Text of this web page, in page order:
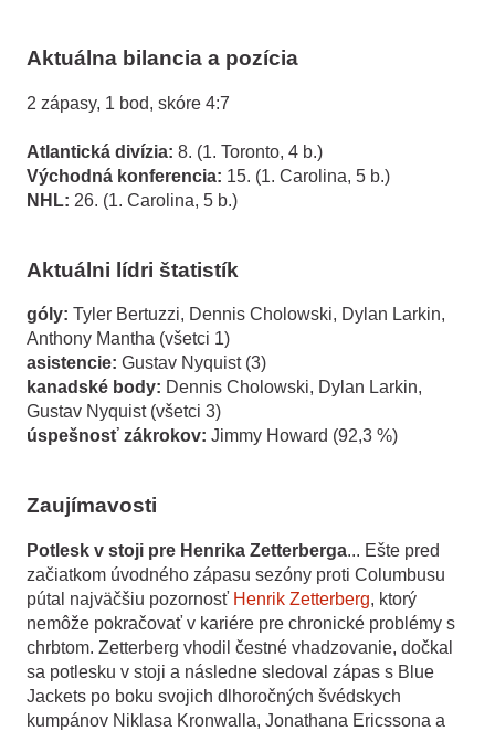
Aktuálna bilancia a pozícia
2 zápasy, 1 bod, skóre 4:7
Atlantická divízia: 8. (1. Toronto, 4 b.)
Východná konferencia: 15. (1. Carolina, 5 b.)
NHL: 26. (1. Carolina, 5 b.)
Aktuálni lídri štatistík
góly: Tyler Bertuzzi, Dennis Cholowski, Dylan Larkin,
Anthony Mantha (všetci 1)
asistencie: Gustav Nyquist (3)
kanadské body: Dennis Cholowski, Dylan Larkin,
Gustav Nyquist (všetci 3)
úspešnosť zákrokov: Jimmy Howard (92,3 %)
Zaujímavosti
Potlesk v stoji pre Henrika Zetterberga... Ešte pred
začiatkom úvodného zápasu sezóny proti Columbusu
pútal najväčšiu pozornosť Henrik Zetterberg, ktorý
nemôže pokračovať v kariére pre chronické problémy s
chrbtom. Zetterberg vhodil čestné vhadzovanie, dočkal
sa potlesku v stoji a následne sledoval zápas s Blue
Jackets po boku svojich dlhoročných švédskych
kumpánov Niklasa Kronwalla, Jonathana Ericssona a